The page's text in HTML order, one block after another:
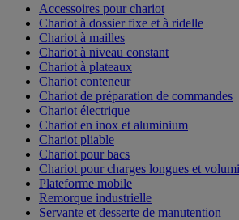
Accessoires pour chariot
Chariot à dossier fixe et à ridelle
Chariot à mailles
Chariot à niveau constant
Chariot à plateaux
Chariot conteneur
Chariot de préparation de commandes
Chariot électrique
Chariot en inox et aluminium
Chariot pliable
Chariot pour bacs
Chariot pour charges longues et
Plateforme mobile
Remorque industrielle
Servante et desserte de manutention